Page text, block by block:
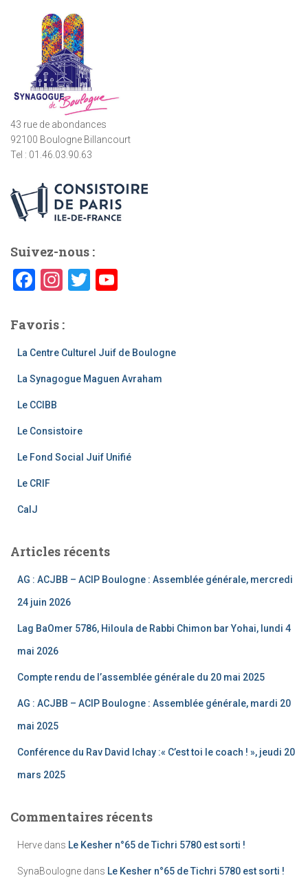
43 rue de abondances
92100 Boulogne Billancourt
Tel : 01.46.03.90.63
Suivez-nous :
F
c
e
o
o
k
In
a
gr
m
T
er T
u
b
h
Favoris :
La Centre Culturel Juif de Boulogne
La Synagogue Maguen Avraham
Le CCIBB
Le Consistoire
Le Fond Social Juif Unifié
Le CRIF
CalJ
Articles récents
AG : ACJBB – ACIP Boulogne : Assemblée générale, mercredi
24 juin 2026
Lag BaOmer 5786, Hiloula de Rabbi Chimon bar Yohai, lundi 4
mai 2026
Compte rendu de l’assemblée générale du 20 mai 2025
AG : ACJBB – ACIP Boulogne : Assemblée générale, mardi 20
mai 2025
Conférence du Rav David Ichay :« C’est toi le coach ! », jeudi 20
mars 2025
Commentaires récents
Herve dans Le Kesher n°65 de Tichri 5780 est sorti !
SynaBoulogne dans Le Kesher n°65 de Tichri 5780 est sorti !